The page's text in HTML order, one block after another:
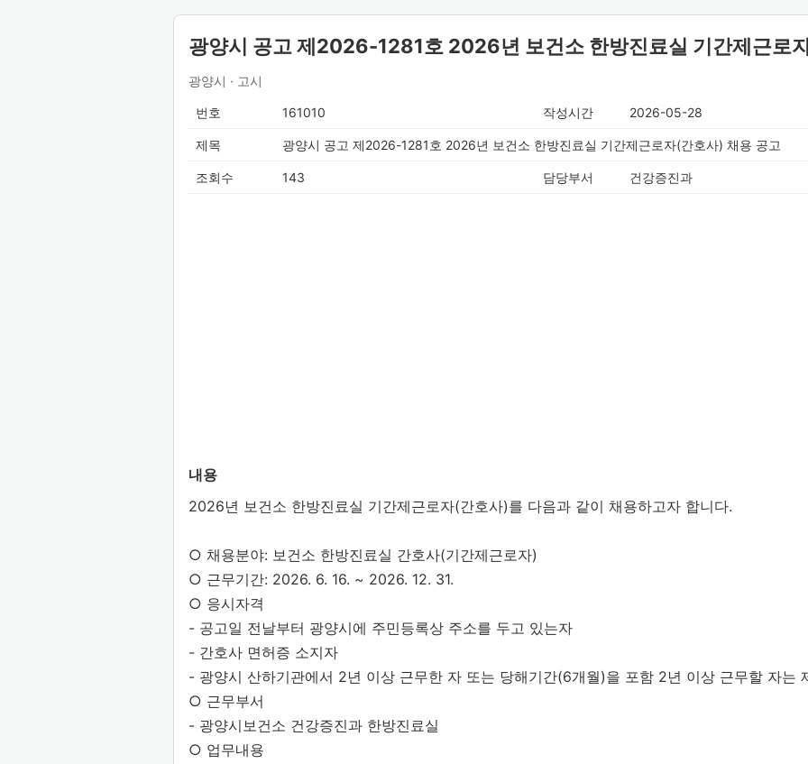
광양시 공고 제2026-1281호 2026년 보건소 한방진료실 기간제근로
광양시 · 고시
번호 161010 작성시간 2026-05-28
제목 광양시 공고 제2026-1281호 2026년 보건소 한방진료실 기간제근로자(간호사) 채용 공고
조회수 143 담당부서 건강증진과
내용
2026년 보건소 한방진료실 기간제근로자(간호사)를 다음과 같이 채용하고자 합니다.
○ 채용분야: 보건소 한방진료실 간호사(기간제근로자)
○ 근무기간: 2026. 6. 16. ~ 2026. 12. 31.
○ 응시자격
- 공고일 전날부터 광양시에 주민등록상 주소를 두고 있는자
- 간호사 면허증 소지자
- 광양시 산하기관에서 2년 이상 근무한 자 또는 당해기간(6개월)을 포함 2년 이상 근무할 자는
○ 근무부서
- 광양시보건소 건강증진과 한방진료실
○ 업무내용